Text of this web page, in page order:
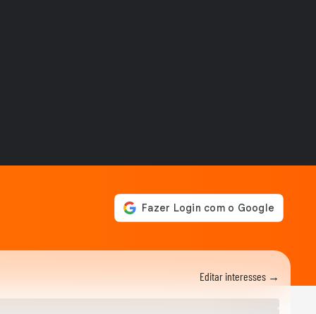
vídeo...
Lúcia Veríssimo sai em
defesa de Xuxa após críticas
sobre turnê:...
Ana Castela mostra
brinca: 'Está na hora...
Editar interesses →